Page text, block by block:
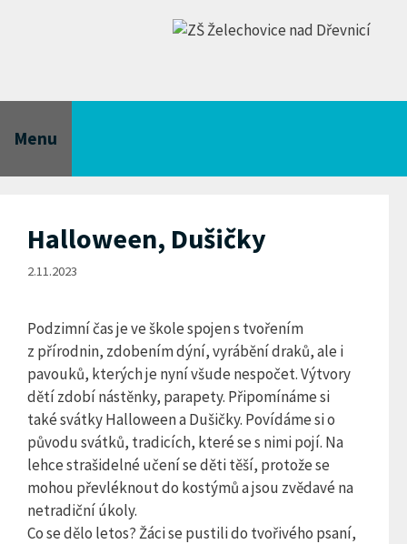
Menu
Halloween, Dušičky
2.11.2023
Podzimní čas je ve škole spojen s tvořením
z přírodnin, zdobením dýní, vyrábění draků, ale i
pavouků, kterých je nyní všude nespočet. Výtvory
dětí zdobí nástěnky, parapety. Připomínáme si
také svátky Halloween a Dušičky. Povídáme si o
původu svátků, tradicích, které se s nimi pojí. Na
lehce strašidelné učení se děti těší, protožese
mohou převléknout do kostýmů a jsou zvědavé na
netradiční úkoly.
Co se dělo letos? Žáci se pustili do tvořivého psaní,